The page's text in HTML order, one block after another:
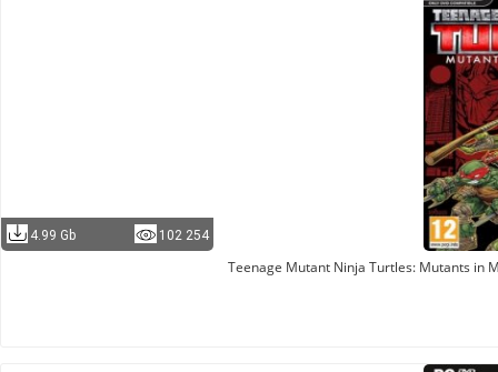
4.99 Gb 102 254
Teenage Mutant Ninja Turtles: Mutants in